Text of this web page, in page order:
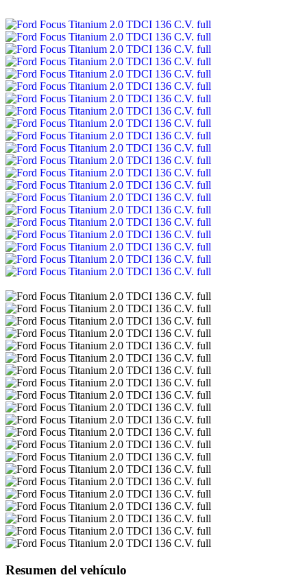
Resumen del vehículo